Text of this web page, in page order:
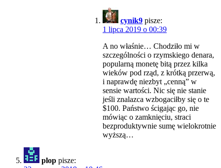
cynik9 pisze:
1 lipca 2019 o 00:39
A no właśnie… Chodziło mi w
szczególności o rzymskiego denara,
popularną monetę bitą przez kilka
wieków pod rząd, z krótką przerwą,
i naprawdę niezbyt „cenną” w
sensie wartości. Nic się nie stanie
jeśli znalazca wzbogaciłby się o te
$100. Państwo ścigając go, nie
mówiąc o zamknięciu, straci
bezproduktywnie sumę wielokrotnie
wyższą…
plop pisze: